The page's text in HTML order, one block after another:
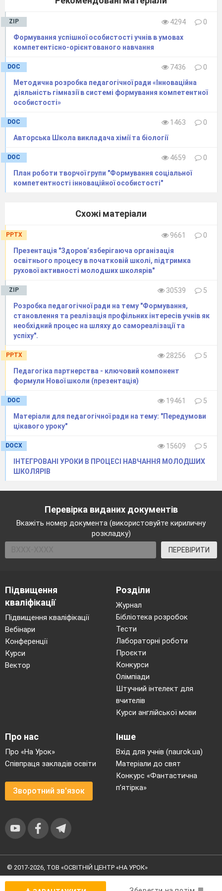
Дата народження: 20.05.1975
Кваліфікаційна категорія:
Педагогічне звання:
Контактний телефон:
РОЗДІЛ
1.
ІНТЕЛЕКТУАЛЬНИЙ РОЗВИТОК
ОСОБИСТОСТІ У ПРОЦЕСІВ
НАВЧАННЯ ЯК ПЕДАГОГІЧНА
літературі
наукові підходи, сутність, дидактичні
умови
РОЗДІЛ
ІНТЕЛЕКТУАЛЬНИЙ РОЗВИТОК
ОСОБИСТОСТІ У ПРОЦЕСІВ
ВИВЧЕННЯ ПРИРОДНИЧИХ
ДИСЦИПЛІН
2.1. Модель інтелектуального розвитку
особистості учня у процесі вивчення
природничих дисциплін
спрямовані на інтелектуальний
розвиток особистості
2.3. Форми організації навчання
орієнтованого на інтелектуальний
розвиток особистості
2.2.1. Урок як основна форма
натуралістична робота як компонент
МАН України як один із компонентів
освітнього розвивального середовища
ZIP 4294
0
Формування успішної особистості учнів в умовах
компетентісно-орієнтованого навчання
DOC 7436
0
Методична розробка педагогічної ради «Інноваційна
діяльність гімназії в системі формування компетентної
особистості»
DOC 1463
0
Авторська Школа викладача хімії та біології
DOC 4659
0
План роботи творчої групи ​"Формування соціальної
компетентності інноваційної особистості"
Схожі матеріали
PPTX 9661
0
Презентація "Здоров’язберігаюча організація
освітнього процесу в початковій школі, підтримка
рухової активності молодших школярів"
ZIP 30539
5
Розробка педагогічної ради на тему "Формування,
становлення та реалізація профільних інтересів учнів як
необхідний процес на шляху до самореалізації та
успіху".
PPTX 28256
5
Педагогіка партнерства - ключовий компонент
формули Нової школи (презентація)
DOC 19461
5
Матеріали для педагогічної ради на тему: "Передумови
цікавого уроку"
DOCX 15609
5
ІНТЕГРОВАНІ УРОКИ В ПРОЦЕСІ НАВЧАННЯ МОЛОДШИХ
ШКОЛЯРІВ
Перевірка виданих документів
Вкажіть номер документа (використовуйте кириличну
розкладку)
ПЕРЕВІРИТИ
Підвищення
кваліфікації
Підвищення кваліфікації
Вебінари
Конференції
Курси
Вектор
Розділи
Журнал
Бібліотека розробок
Тести
Лабораторні роботи
Проєкти
Конкурси
Олімпіади
Штучний інтелект для
вчителів
Курси англійської мови
Про нас
Про «На Урок»
Співпраця закладів освіти
Зворотний зв'язок
Інше
Вхід для учнів (naurok.ua)
Матеріали до свят
Конкурс «Фантастична
п’ятірка»
© 2017-2026, ТОВ «ОСВІТНІЙ ЦЕНТР «НА УРОК»
конфіденційності